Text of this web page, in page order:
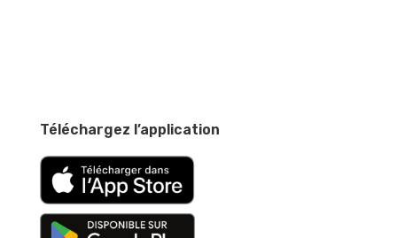
Téléchargez l’application